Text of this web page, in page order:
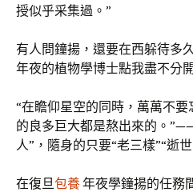
授似乎采集過。”
有人問鐘揚，還要在西躲待多
年夜的植物學博士點我盡不分
“在瞻仰星空的同時，萬萬不
的良多巨大都是熬出來的。
人”，隨身的只要“老三樣”“逝
在復旦包養年夜學鐘揚的任務